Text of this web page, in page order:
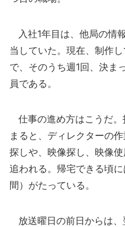
入社1年目は、他局の情
当していた。現在、制作
で、そのうち週1回、決ま
員である。
仕事の進め方はこうだ
まると、ディレクターの
探しや、映像探し、映像
追われる。帰宅できる頃
間）がたっている。
放送曜日の前日からは